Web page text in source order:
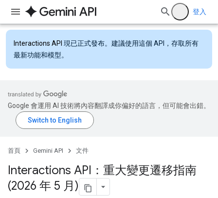
登入
Interactions API 現已正式發布。建議使用這個 API，存取所有
最新功能和模型。
Google 會運用 AI 技術將內容翻譯成你偏好的語言，但可能會出錯。
首頁 Gemini API 文件
Interactions API：重大變更遷移指南
(2026 年 5 月)